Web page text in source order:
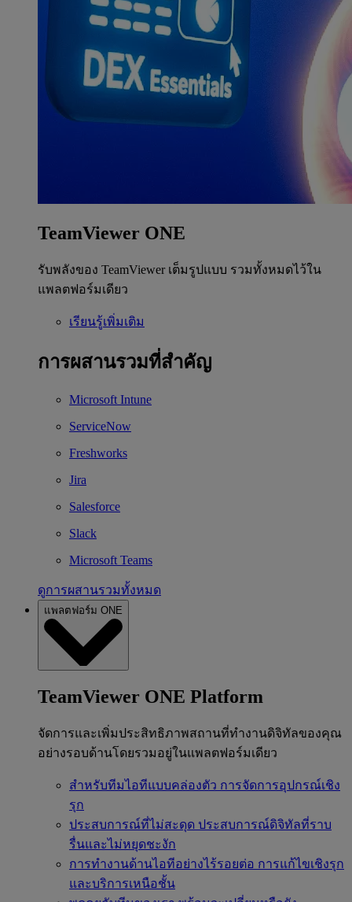
TeamViewer ONE
รับพลังของ TeamViewer เต็มรูปแบบ รวมทั้งหมดไว้ใน
แพลตฟอร์มเดียว
เรียนรู้เพิ่มเติม
การผสานรวมที่สำคัญ
Microsoft Intune
ServiceNow
Freshworks
Jira
Salesforce
Slack
Microsoft Teams
ดูการผสานรวมทั้งหมด
แพลตฟอร์ม ONE
TeamViewer ONE Platform
จัดการและเพิ่มประสิทธิภาพสถานที่ทำงานดิจิทัลของคุณ
อย่างรอบด้านโดยรวมอยู่ในแพลตฟอร์มเดียว
สำหรับทีมไอทีแบบคล่องตัว การจัดการอุปกรณ์เชิง
รุก
ประสบการณ์ที่ไม่สะดุด ประสบการณ์ดิจิทัลที่ราบ
รื่นและไม่หยุดชะงัก
การทำงานด้านไอทีอย่างไร้รอยต่อ การแก้ไขเชิงรุก
และบริการเหนือชั้น